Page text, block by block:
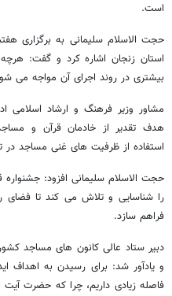
است.
حجت الاسلام سلیمانی به برگزاری
استان زنجان اشاره کرد و گفت:
بیشتری در روند اجرای آن مواجه می
مشاور وزیر فرهنگ و ارشاد اسلامی
هدف تقدیر از خادمان قرآن و
استفاده از ظرفیت های غنی مساجد در
حجت الاسلام سلیمانی افزود:
را شناسایی و تلاش می کند تا فضای
فراهم سازد.
دبیر ستاد عالی کانون های مساجد
و یادآور شد: برای رسیدن به اهداف
فاصله زیادی داریم، چرا که حضرت آیت